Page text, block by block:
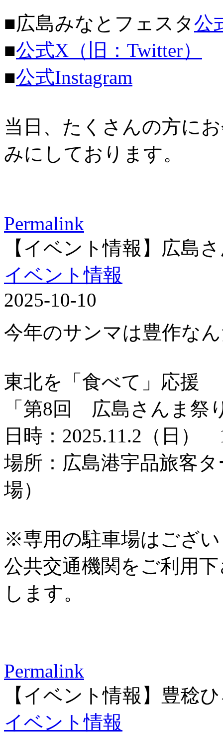
■広島みなとフェスタ公
■公式X（旧：Twitter）
■公式Instagram
当日、たくさんの方に
みにしております。
Permalink
【イベント情報】広島
イベント情報
2025-10-10
今年のサンマは豊作な
東北を「食べて」応援
「第8回 広島さんま祭
日時：2025.11.2（日）
場所：広島港宇品旅客
場）
※専用の駐車場はござ
公共交通機関をご利用
します。
Permalink
【イベント情報】豊稔
イベント情報